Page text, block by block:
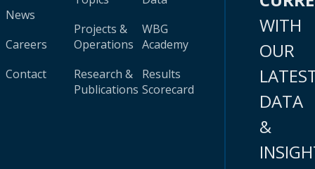
News
Careers
Contact
Projects &
Operations
Research &
Publications
WBG
Academy
Results
Scorecard
WITH
OUR
DATA
&